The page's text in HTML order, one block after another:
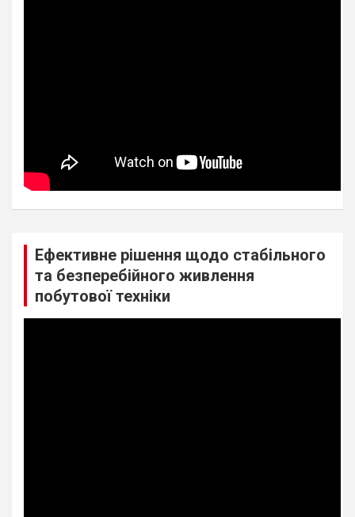
Ефективне рішення щодо стабільного
та безперебійного живлення
побутової техніки